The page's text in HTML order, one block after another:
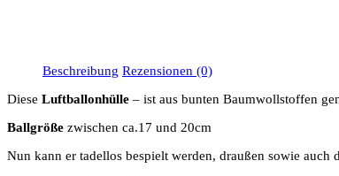
Beschreibung Rezensionen (0)
Diese Luftballonhülle – ist aus bunten Baumwollstoffen
Ballgröße zwischen ca.17 und 20cm
Nun kann er tadellos bespielt werden, draußen sowie auch